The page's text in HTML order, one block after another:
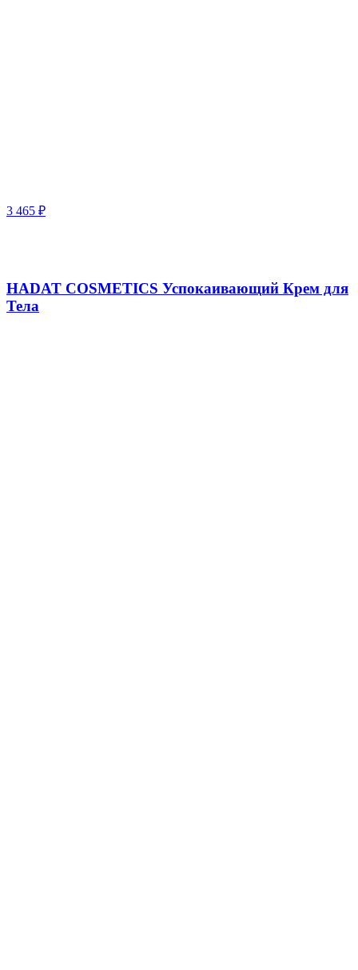
3 465 ₽
HADAT COSMETICS Успокаивающий Крем для
Тела